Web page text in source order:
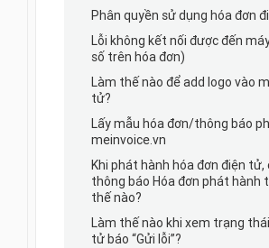
Phân quyền sử dụng hóa đơn
Lỗi không kết nối được đến
số trên hóa đơn)
Làm thế nào để add logo vào
tử?
Lấy mẫu hóa đơn/thông báo
meinvoice.vn
Khi phát hành hóa đơn điện
thông báo Hóa đơn phát hành
thế nào?
Làm thế nào khi xem trạng
tử báo “Gửi lỗi”?